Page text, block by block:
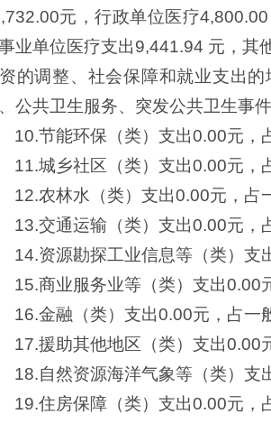
元，行政单位医疗
业单位医疗支出9,441.94 元，其
的调整、社会保障和就业支出
公共卫生服务、突发公共卫生事
10.节能环保（类）支出0.00元，
11.城乡社区（类）支出0.00元，
12.农林水（类）支出0.00元，占
13.交通运输（类）支出0.00元，
14.资源勘探工业信息等（类）
15.商业服务业等（类）支出0.00
16.金融（类）支出0.00元，占一
17.援助其他地区（类）支出0.00
18.自然资源海洋气象等（类）
19.住房保障（类）支出0.00元，